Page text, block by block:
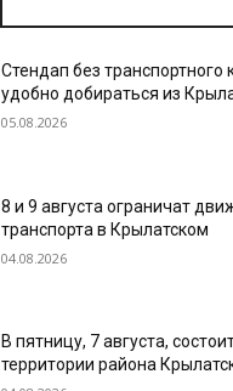
Стендап без транспортного
удобно добираться из
05.08.2026
8 и 9 августа ограничат
транспорта в Крылатском
04.08.2026
В пятницу, 7 августа,
территории района